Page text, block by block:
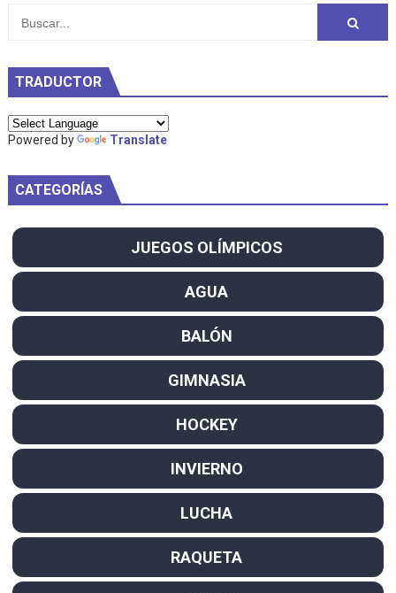
TRADUCTOR
Powered by Translate
CATEGORÍAS
JUEGOS OLÍMPICOS
AGUA
BALÓN
GIMNASIA
HOCKEY
INVIERNO
LUCHA
RAQUETA